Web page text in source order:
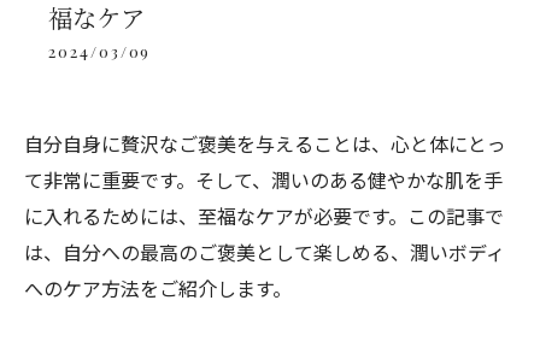
福なケア
2024/03/09
自分自身に贅沢なご褒美を与えることは、心と体にとっ
て非常に重要です。そして、潤いのある健やかな肌を手
に入れるためには、至福なケアが必要です。この記事で
は、自分への最高のご褒美として楽しめる、潤いボディ
へのケア方法をご紹介します。